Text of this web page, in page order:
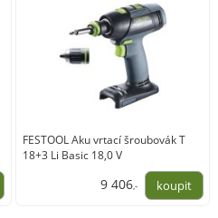
FESTOOL Aku vrtací šroubovák T
18+3 Li Basic 18,0 V
9 406,-